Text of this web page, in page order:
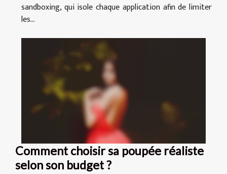
sandboxing, qui isole chaque application afin de limiter
les...
Comment choisir sa poupée réaliste
selon son budget ?